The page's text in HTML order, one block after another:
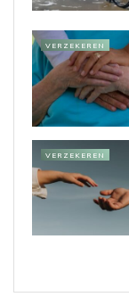
VERZEKEREN
VERZEKEREN